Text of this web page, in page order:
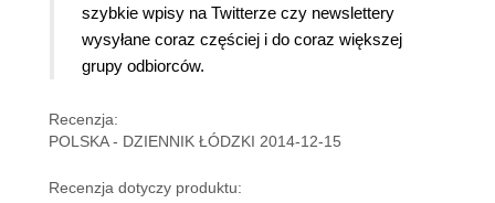
szybkie wpisy na Twitterze czy newslettery
wysyłane coraz częściej i do coraz większej
grupy odbiorców.
Recenzja:
POLSKA - DZIENNIK ŁÓDZKI 2014-12-15
Recenzja dotyczy produktu: